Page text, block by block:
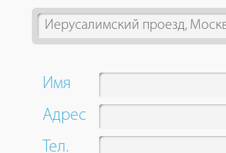
1
result
available,
use
up
and
down
Имя
Адрес
Тел.